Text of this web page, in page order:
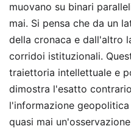
muovano su binari
mai. Si pensa che da un
della cronaca e dall'altro
corridoi istituzionali.
traiettoria intellettuale e
dimostra l'esatto
l'informazione
quasi mai